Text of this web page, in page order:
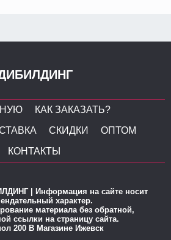
КАК ЗАКАЗАТЬ?
СКИДКИ
ОПТОМ
КОНТАКТЫ
| Информация на сайте носит
характер.
материала без обратной,
ссылки на страницу сайта.
200 В Магазине Ижевск